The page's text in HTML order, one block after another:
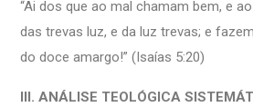
“Ai dos que ao mal chamam bem, e
das trevas luz, e da luz trevas; e
do doce amargo!” (Isaías 5:20)
III. ANÁLISE TEOLÓGICA